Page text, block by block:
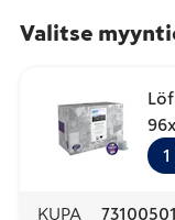
Valitse
1
KUPA